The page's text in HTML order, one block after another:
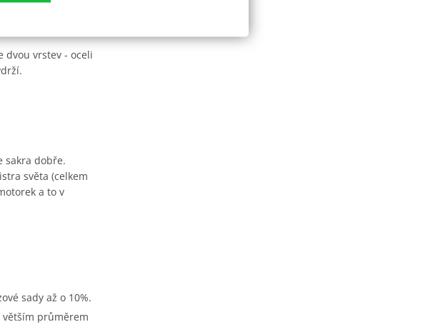
dvou vrstev - oceli
sakra dobře.
světa (celkem
a to v
sady až o 10%.
průměrem